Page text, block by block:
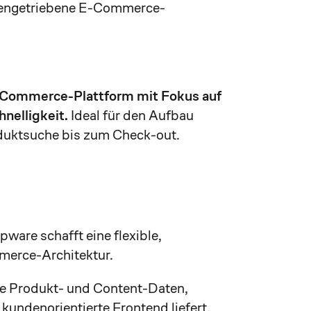
E-Commerce-
Plattform mit Fokus auf
Ideal für den Aufbau
bis zum Check-out.
schafft eine flexible,
Architektur.
Produkt- und Content-Daten,
Frontend liefert.